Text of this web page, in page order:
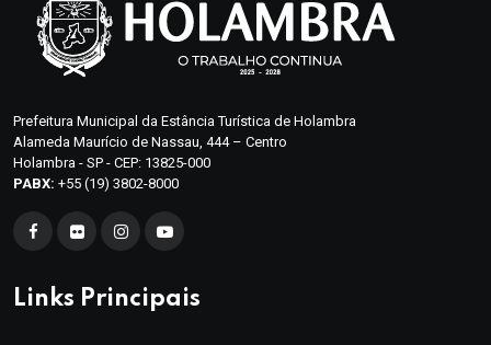
Prefeitura Municipal da Estância Turística de Holambra
Alameda Maurício de Nassau, 444 – Centro
Holambra - SP - CEP: 13825-000
PABX: +55 (19) 3802-8000
Links Principais